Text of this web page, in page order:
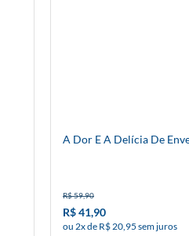
A Dor E A Delícia De
R$ 59,90
R$ 41,90
ou 2x de R$ 20,95 sem juros